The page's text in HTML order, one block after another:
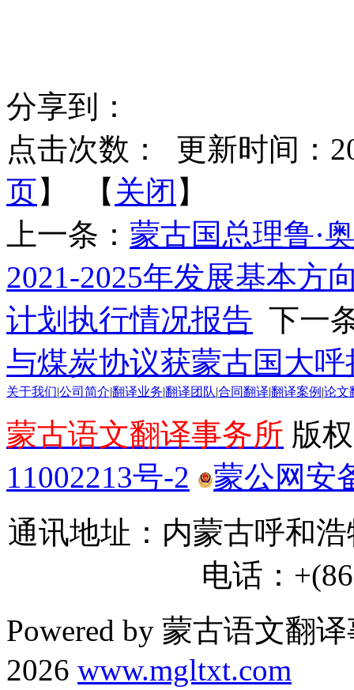
分享到：
点击次数：
更新时间：
页】 【 关闭 】
上一条： 蒙古国总理鲁·
2021-2025年发展基本方
计划执行情况报告 下一
与煤炭协议获蒙古国大
关于我们 公司简介 翻译业务 翻译团队 合同翻译 翻译案例 论文
蒙古语文翻译事务所 版
11002213号-2
蒙公网安
通讯地址：内蒙古呼和
电话：
Powered by 蒙古语文翻
2026 www.mgltxt.com